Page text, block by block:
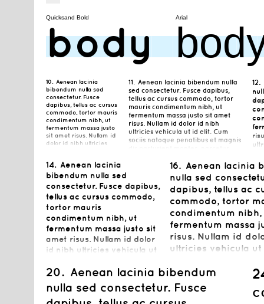
body
Quicksand Bold Arial
10.
Aenean lacinia
bibendum nulla sed
consectetur. Fusce
dapibus, tellus ac cursus
commodo, tortor mauris
condimentum nibh, ut
fermentum massa justo
sit amet risus. Nullam id
dolor id nibh ultricies
et magnis dis parturient
montes, nascetur
elit libero, a pharetra
augue.
11.
Aenean lacinia bibendum nulla
sed consectetur. Fusce dapibus,
tellus ac cursus commodo, tortor
mauris condimentum nibh, ut
fermentum massa justo sit amet
risus. Nullam id dolor id nibh
ultricies vehicula ut id elit. Cum
sociis natoque penatibus et magnis
a pharetra augue.
12.
14. Aenean lacinia
bibendum nulla sed
consectetur. Fusce dapibus,
tellus ac cursus commodo,
tortor mauris
condimentum nibh, ut
fermentum massa justo sit
amet risus. Nullam id dolor
id nibh ultricies vehicula ut
penatibus et magnis dis
parturient montes,
nascetur ridiculus mus.
16. Aenean lacinia
nulla sed
dapibus, tellus ac
commodo, tortor
condimentum nibh,
fermentum massa
risus. Nullam id
ultricies vehicula
magnis dis
nascetur ridiculus
vitae elit libero, a
20. Aenean lacinia bibendum
nulla sed consectetur. Fusce